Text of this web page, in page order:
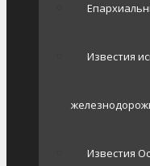
Известия
Известия